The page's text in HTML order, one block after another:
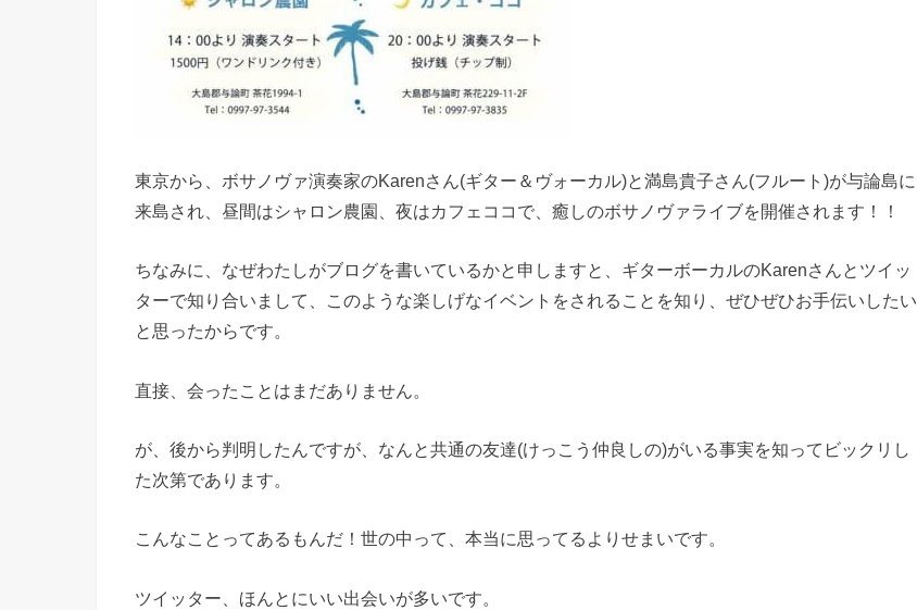
東京から、ボサノヴァ演奏家のKarenさん(ギター＆ヴォーカル)と満島貴子さん(フルート)が与論島に
来島され、昼間はシャロン農園、夜はカフェココで、癒しのボサノヴァライブを開催されます！！
ちなみに、なぜわたしがブログを書いているかと申しますと、ギターボーカルのKarenさんとツイッ
ターで知り合いまして、このような楽しげなイベントをされることを知り、ぜひぜひお手伝いしたい
と思ったからです。
直接、会ったことはまだありません。
が、後から判明したんですが、なんと共通の友達(けっこう仲良しの)がいる事実を知ってビックリし
た次第であります。
こんなことってあるもんだ！世の中って、本当に思ってるよりせまいです。
ツイッター、ほんとにいい出会いが多いです。